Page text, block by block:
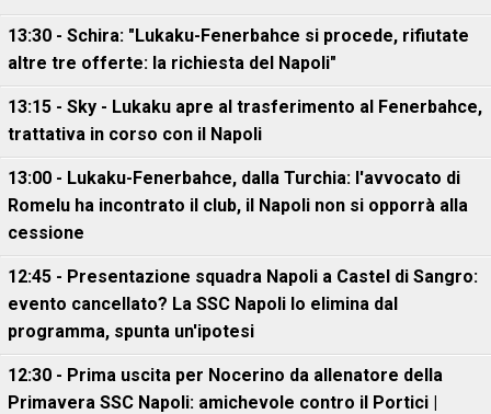
13:30 - Schira: "Lukaku-Fenerbahce si procede, rifiutate
altre tre offerte: la richiesta del Napoli"
13:15 - Sky - Lukaku apre al trasferimento al Fenerbahce,
trattativa in corso con il Napoli
13:00 - Lukaku-Fenerbahce, dalla Turchia: l'avvocato di
Romelu ha incontrato il club, il Napoli non si opporrà alla
cessione
12:45 - Presentazione squadra Napoli a Castel di Sangro:
evento cancellato? La SSC Napoli lo elimina dal
programma, spunta un'ipotesi
12:30 - Prima uscita per Nocerino da allenatore della
Primavera SSC Napoli: amichevole contro il Portici |